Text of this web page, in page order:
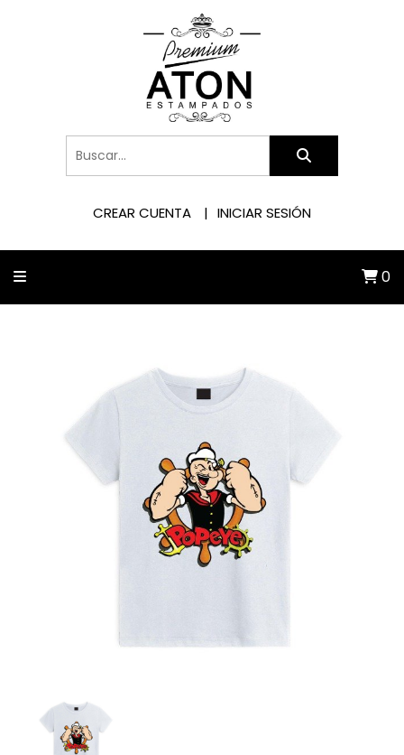
CREAR CUENTA INICIAR SESIÓN
0